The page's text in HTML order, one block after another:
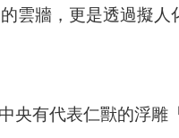
雲牆，更是透過擬
央有代表仁獸的浮雕